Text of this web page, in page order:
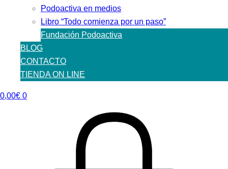
Podoactiva en medios
Libro “Todo comienza por un paso”
Fundación Podoactiva
BLOG
CONTACTO
TIENDA ON LINE
0,00€ 0